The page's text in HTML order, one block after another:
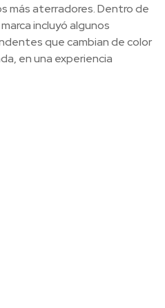
más aterradores. Dentro de
incluyó algunos
que cambian de color
en una experiencia